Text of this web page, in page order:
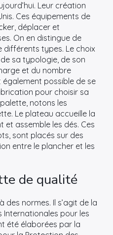
Leur création
Ces équipements de
déplacer et
On en distingue de
types. Le choix
sa typologie, de son
et du nombre
également possible de se
pour choisir sa
notons les
Le plateau accueille la
assemble les dés. Ces
sont placés sur des
entre le plancher et les
de qualité
normes. Il s’agit de la
Internationales pour les
été élaborées par la